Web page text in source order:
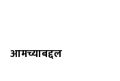
आमच्याबद्दल